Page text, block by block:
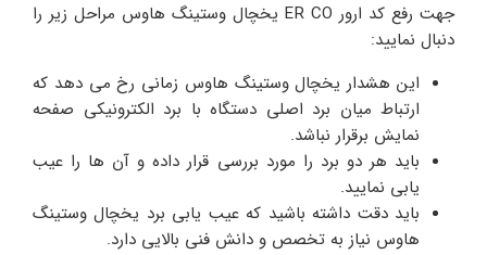
جهت رفع کد ارور ER CO یخچال وستینگ هاوس مراحل زیر را
دنبال نمایید:
این هشدار یخچال وستینگ هاوس زمانی رخ می دهد که
ارتباط میان برد اصلی دستگاه با برد الکترونیکی صفحه
نمایش برقرار نباشد.
باید هر دو برد را مورد بررسی قرار داده و آن ها را عیب
یابی نمایید.
باید دقت داشته باشید که عیب یابی برد یخچال وستینگ
هاوس نیاز به تخصص و دانش فنی بالایی دارد.